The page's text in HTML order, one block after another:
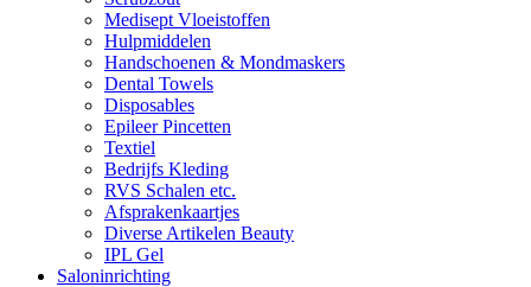
Medisept Vloeistoffen
Hulpmiddelen
Handschoenen & Mondmaskers
Dental Towels
Disposables
Epileer Pincetten
Textiel
Bedrijfs Kleding
RVS Schalen etc.
Afsprakenkaartjes
Diverse Artikelen Beauty
IPL Gel
Saloninrichting